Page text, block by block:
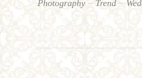
Photography Trend